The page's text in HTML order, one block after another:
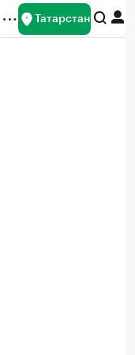
Татарстан